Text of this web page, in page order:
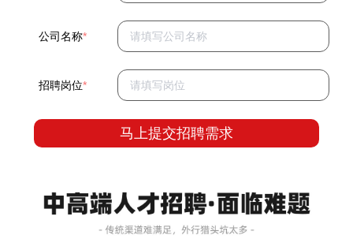
公司名称*
招聘岗位*
马上提交招聘需求